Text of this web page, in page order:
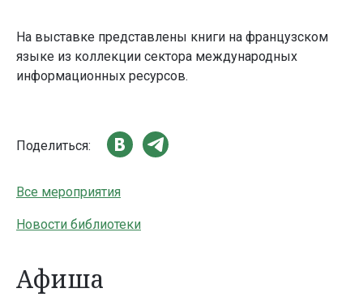
На выставке представлены книги на французском
языке из коллекции сектора международных
информационных ресурсов.
Поделиться:
Все мероприятия
Новости библиотеки
Афиша